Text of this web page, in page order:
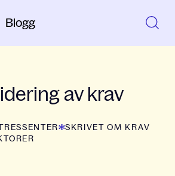
Blogg
av krav
SKRIVET OM KRAV